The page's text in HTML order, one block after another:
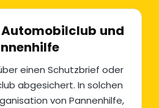
und
einen Schutzbrief oder
abgesichert. In solchen
von Pannenhilfe,